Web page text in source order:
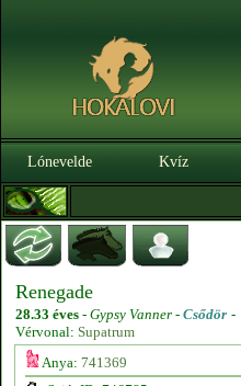
Lónevelde Kvíz
Renegade
28.33 éves - Gypsy Vanner - Csődör -
Vérvonal: Supatrum
Anya: 741369